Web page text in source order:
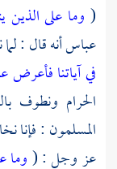
( وما على
عباسأنه قال :
في آياتنا فأعرض
الحرام ونطوف
المسلمون : فإنا
عز وجل : (وما